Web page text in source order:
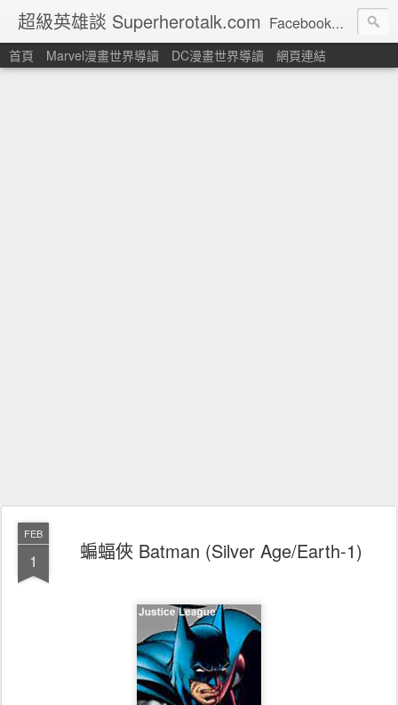
超級英雄談 Superherotalk.com Facebook頁面: http://www.facebook.com/superherotalk 以繁體中文讀者為對象的美國超級英雄漫畫主題網站
首頁 Marvel漫畫世界導讀 DC漫畫世界導讀 網頁連結
FEB
1 蝙蝠俠 Batman (Silver Age/Earth-1)